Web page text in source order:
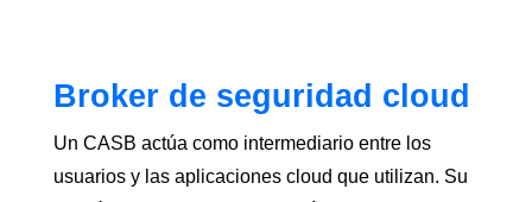
Broker de seguridad cloud
Un CASB actúa como intermediario entre los
usuarios y las aplicaciones cloud que utilizan. Su